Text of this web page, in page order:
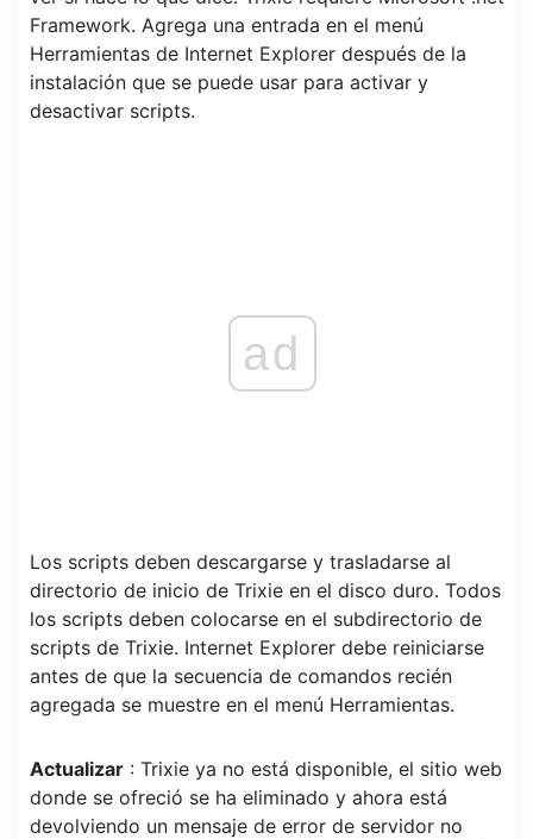
Framework. Agrega una entrada en el menú
Herramientas de Internet Explorer después de la
instalación que se puede usar para activar y
desactivar scripts.
ad
Los scripts deben descargarse y trasladarse al
directorio de inicio de Trixie en el disco duro. Todos
los scripts deben colocarse en el subdirectorio de
scripts de Trixie. Internet Explorer debe reiniciarse
antes de que la secuencia de comandos recién
agregada se muestre en el menú Herramientas.
Actualizar : Trixie ya no está disponible, el sitio web
donde se ofreció se ha eliminado y ahora está
devolviendo un mensaje de error de servidor no